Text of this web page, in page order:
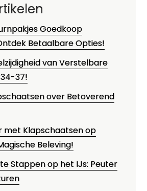
Goedkoop
Betaalbare Opties!
van Verstelbare
37!
over Betoverend
met Klapschaatsen op
Beleving!
Stappen op het IJs: Peuter